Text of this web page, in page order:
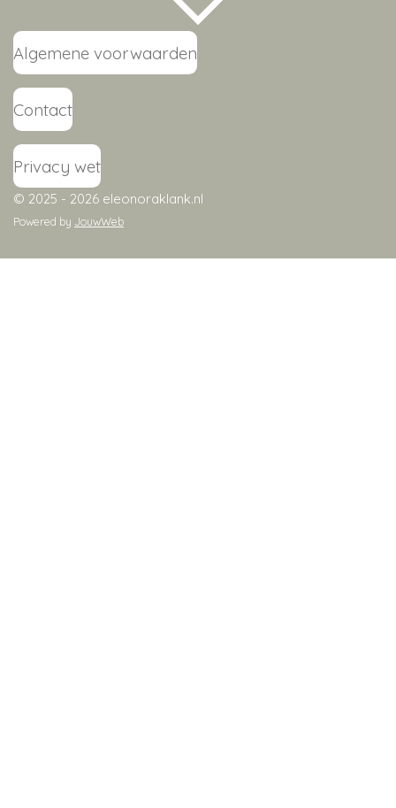
Algemene voorwaarden
Contact
Privacy wet
© 2025 - 2026 eleonoraklank.nl
Powered by JouwWeb